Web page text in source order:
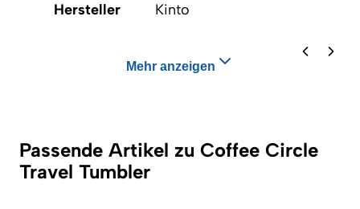
Hersteller Kinto
Mehr anzeigen
Passende Artikel zu Coffee Circle
Travel Tumbler